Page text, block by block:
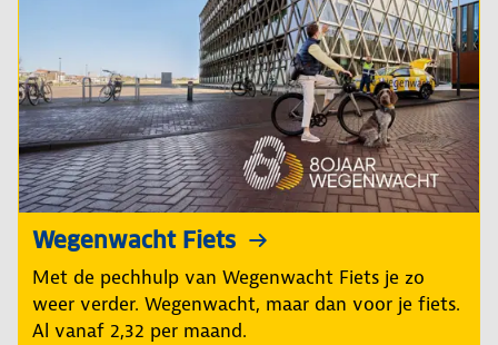
Wegenwacht Fiets
Met de pechhulp van Wegenwacht Fiets je zo
weer verder. Wegenwacht, maar dan voor je fiets.
Al vanaf 2,32 per maand.